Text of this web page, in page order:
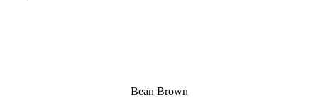
Bean Brown